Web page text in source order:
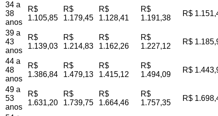
34 a
38
anos
R$
1.105,85
R$
1.179,45
R$
1.128,41
R$
1.191,38
R$
39 a
43
anos
R$
1.139,03
R$
1.214,83
R$
1.162,26
R$
1.227,12
R$
44 a
48
anos
R$
1.386,84
R$
1.479,13
R$
1.415,12
R$
1.494,09
R$
49 a
53
anos
R$
1.631,20
R$
1.739,75
R$
1.664,46
R$
1.757,35
R$